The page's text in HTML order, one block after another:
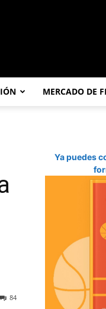
MERCADO DE
84
Ya puedes